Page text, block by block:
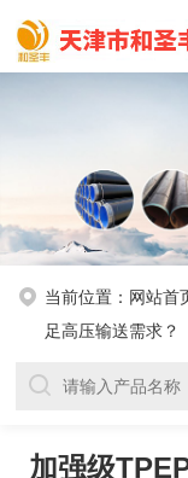
当前位置： 网站首
足高压输送需求？
加强级